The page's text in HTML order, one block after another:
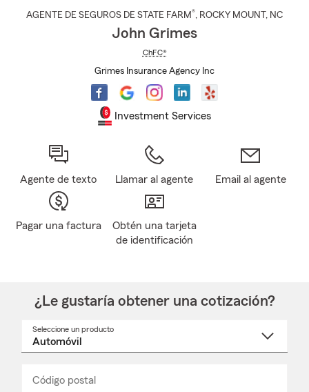
AGENTE DE SEGUROS DE STATE FARM®, ROCKY MOUNT , NC
John Grimes
ChFC®
Grimes Insurance Agency Inc
Investment Services
Agente de texto Llamar al agente Email al agente
Pagar una factura
Obtén una tarjeta
de identificación
¿Le gustaría obtener una cotización?
Seleccione un producto
Código postal
_____